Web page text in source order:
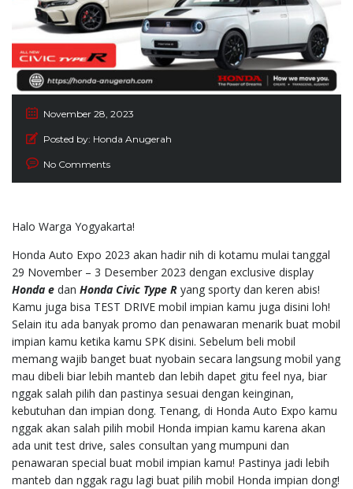
November 28, 2023
Posted by: Honda Anugerah
No Comments
Halo Warga Yogyakarta!
Honda Auto Expo 2023 akan hadir nih di kotamu mulai tanggal
29 November – 3 Desember 2023 dengan exclusive display
Honda e dan Honda Civic Type R yang sporty dan keren abis!
Kamu juga bisa TEST DRIVE mobil impian kamu juga disini loh!
Selain itu ada banyak promo dan penawaran menarik buat mobil
impian kamu ketika kamu SPK disini. Sebelum beli mobil
memang wajib banget buat nyobain secara langsung mobil yang
mau dibeli biar lebih manteb dan lebih dapet gitu feel nya, biar
nggak salah pilih dan pastinya sesuai dengan keinginan,
kebutuhan dan impian dong. Tenang, di Honda Auto Expo kamu
nggak akan salah pilih mobil Honda impian kamu karena akan
ada unit test drive, sales consultan yang mumpuni dan
penawaran special buat mobil impian kamu! Pastinya jadi lebih
manteb dan nggak ragu lagi buat pilih mobil Honda impian dong!